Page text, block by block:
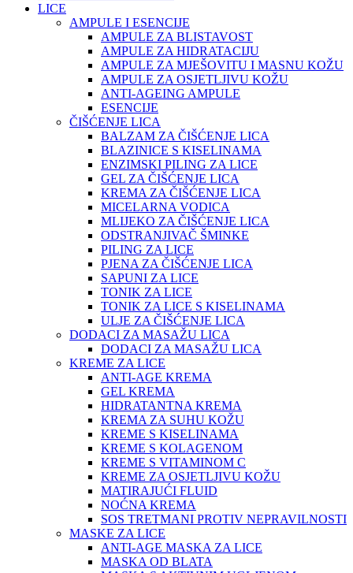
LICE
AMPULE I ESENCIJE
AMPULE ZA BLISTAVOST
AMPULE ZA HIDRATACIJU
AMPULE ZA MJEŠOVITU I MASNU KOŽU
AMPULE ZA OSJETLJIVU KOŽU
ANTI-AGEING AMPULE
ESENCIJE
ČIŠĆENJE LICA
BALZAM ZA ČIŠĆENJE LICA
BLAZINICE S KISELINAMA
ENZIMSKI PILING ZA LICE
GEL ZA ČIŠĆENJE LICA
KREMA ZA ČIŠĆENJE LICA
MICELARNA VODICA
MLIJEKO ZA ČIŠĆENJE LICA
ODSTRANJIVAČ ŠMINKE
PILING ZA LICE
PJENA ZA ČIŠĆENJE LICA
SAPUNI ZA LICE
TONIK ZA LICE
TONIK ZA LICE S KISELINAMA
ULJE ZA ČIŠĆENJE LICA
DODACI ZA MASAŽU LICA
DODACI ZA MASAŽU LICA
KREME ZA LICE
ANTI-AGE KREMA
GEL KREMA
HIDRATANTNA KREMA
KREMA ZA SUHU KOŽU
KREME S KISELINAMA
KREME S KOLAGENOM
KREME S VITAMINOM C
KREME ZA OSJETLJIVU KOŽU
MATIRAJUĆI FLUID
NOĆNA KREMA
SOS TRETMANI PROTIV NEPRAVILNOSTI
MASKE ZA LICE
ANTI-AGE MASKA ZA LICE
MASKA OD BLATA